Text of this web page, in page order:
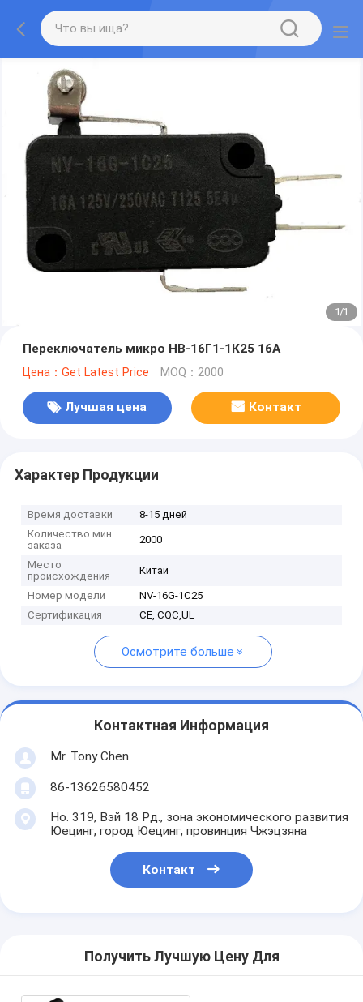
1/1
Переключатель микро НВ-16Г1-1К25 16А
Цена：Get Latest Price MOQ：2000
Лучшая цена Контакт
Характер Продукции
Время доставки
8-15 дней
Количество мин
заказа
2000
Место
происхождения
Китай
Номер модели
NV-16G-1C25
Сертификация
CE, CQC,UL
Осмотрите больше
Контактная Информация
Mr. Tony Chen
86-13626580452
Но. 319, Вэй 18 Рд., зона экономического развития
Юецинг, город Юецинг, провинция Чжэцзяна
Контакт
Получить Лучшую Цену Для